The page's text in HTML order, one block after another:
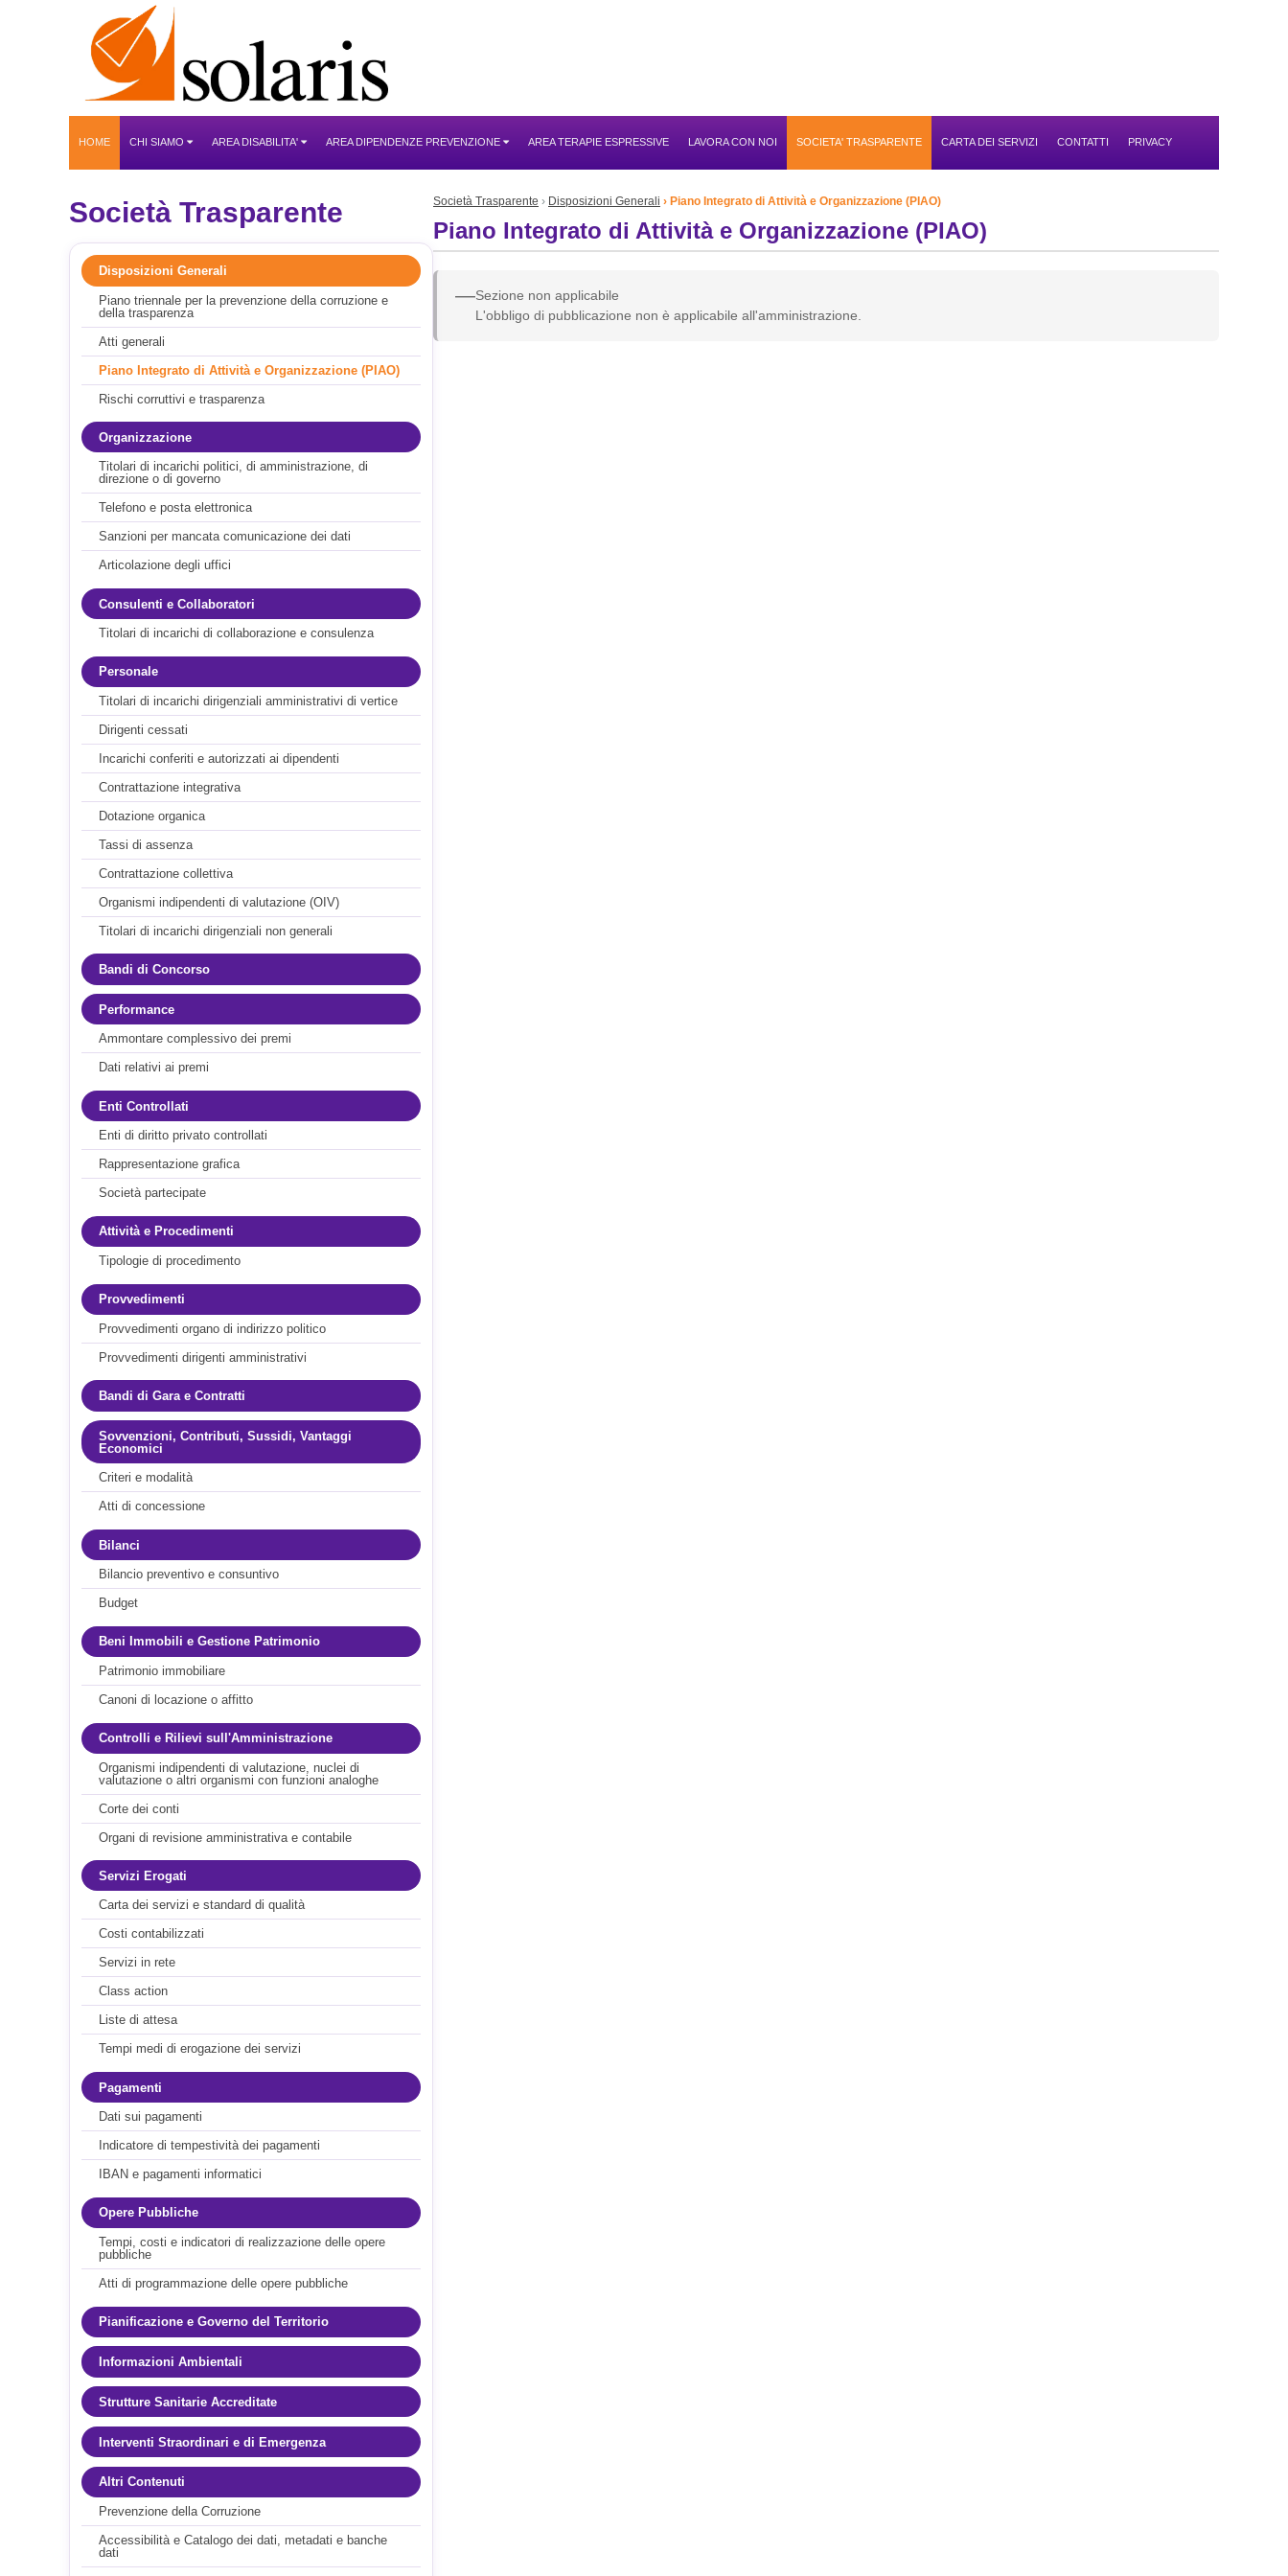
HOME CHI SIAMO AREA DISABILITA' AREA DIPENDENZE PREVENZIONE AREA TERAPIE ESPRESSIVE LAVORA CON NOI SOCIETA' TRASPARENTE CARTA DEI SERVIZI CONTATTI PRIVACY
Società Trasparente
Disposizioni Generali
Piano triennale per la prevenzione della corruzione e
della trasparenza
Atti generali
Piano Integrato di Attività e Organizzazione (PIAO)
Rischi corruttivi e trasparenza
Organizzazione
Titolari di incarichi politici, di amministrazione, di
direzione o di governo
Telefono e posta elettronica
Sanzioni per mancata comunicazione dei dati
Articolazione degli uffici
Consulenti e Collaboratori
Titolari di incarichi di collaborazione e consulenza
Personale
Titolari di incarichi dirigenziali amministrativi di vertice
Dirigenti cessati
Incarichi conferiti e autorizzati ai dipendenti
Contrattazione integrativa
Dotazione organica
Tassi di assenza
Contrattazione collettiva
Organismi indipendenti di valutazione (OIV)
Titolari di incarichi dirigenziali non generali
Bandi di Concorso
Performance
Ammontare complessivo dei premi
Dati relativi ai premi
Enti Controllati
Enti di diritto privato controllati
Rappresentazione grafica
Società partecipate
Attività e Procedimenti
Tipologie di procedimento
Provvedimenti
Provvedimenti organo di indirizzo politico
Provvedimenti dirigenti amministrativi
Bandi di Gara e Contratti
Sovvenzioni, Contributi, Sussidi, Vantaggi
Economici
Criteri e modalità
Atti di concessione
Bilanci
Bilancio preventivo e consuntivo
Budget
Beni Immobili e Gestione Patrimonio
Patrimonio immobiliare
Canoni di locazione o affitto
Controlli e Rilievi sull'Amministrazione
Organismi indipendenti di valutazione, nuclei di
valutazione o altri organismi con funzioni analoghe
Corte dei conti
Organi di revisione amministrativa e contabile
Servizi Erogati
Carta dei servizi e standard di qualità
Costi contabilizzati
Servizi in rete
Class action
Liste di attesa
Tempi medi di erogazione dei servizi
Pagamenti
Dati sui pagamenti
Indicatore di tempestività dei pagamenti
IBAN e pagamenti informatici
Opere Pubbliche
Tempi, costi e indicatori di realizzazione delle opere
pubbliche
Atti di programmazione delle opere pubbliche
Pianificazione e Governo del Territorio
Informazioni Ambientali
Strutture Sanitarie Accreditate
Interventi Straordinari e di Emergenza
Altri Contenuti
Prevenzione della Corruzione
Accessibilità e Catalogo dei dati, metadati e banche
dati
Società Trasparente Disposizioni Generali Piano Integrato di Attività e Organizzazione (PIAO)
Piano Integrato di Attività e Organizzazione (PIAO)
—Sezione non applicabile
L'obbligo di pubblicazione non è applicabile all'amministrazione.